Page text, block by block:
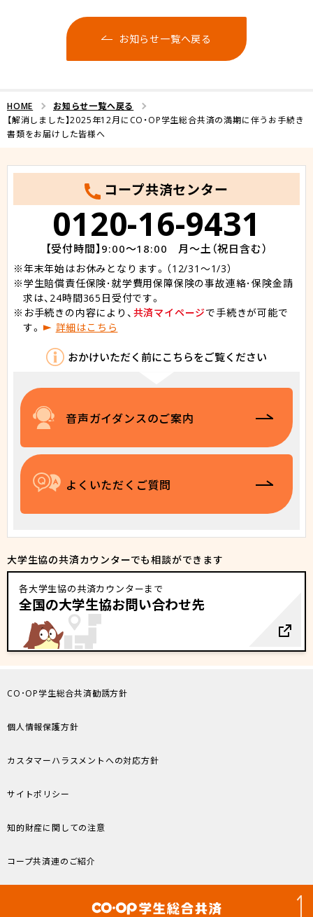
お知らせ一覧へ戻る
HOME
お知らせ一覧へ戻る
【解消しました】2025年12月にCO・OP学生総合共済の満期に伴うお手続き
書類をお届けした皆様へ
コープ共済センター
0120-16-9431
【受付時間】9:00～18:00 月～土（祝日含む）
年末年始はお休みとなります。（12/31～1/3）
学生賠償責任保険･就学費用保障保険の事故連絡･保険金請
求は、24時間365日受付です。
お手続きの内容により、 共済マイページで手続きが可能で
す。
詳細はこちら
おかけいただく前にこちらをご覧ください
音声ガイダンスのご案内
よくいただくご質問
大学生協の共済カウンターでも相談ができます
各大学生協の共済カウンターまで
全国の大学生協お問い合わせ先
CO･OP学生総合共済勧誘方針
個人情報保護方針
カスタマーハラスメントへの対応方針
サイトポリシー
知的財産に関しての注意
コープ共済連のご紹介